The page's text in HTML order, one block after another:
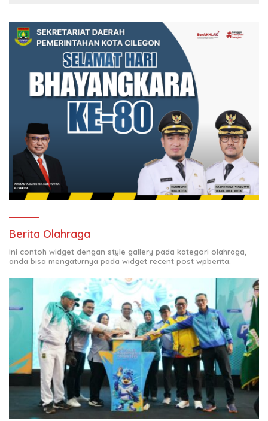
Berita Olahraga
Ini contoh widget dengan style gallery pada kategori olahraga,
anda bisa mengaturnya pada widget recent post wpberita.